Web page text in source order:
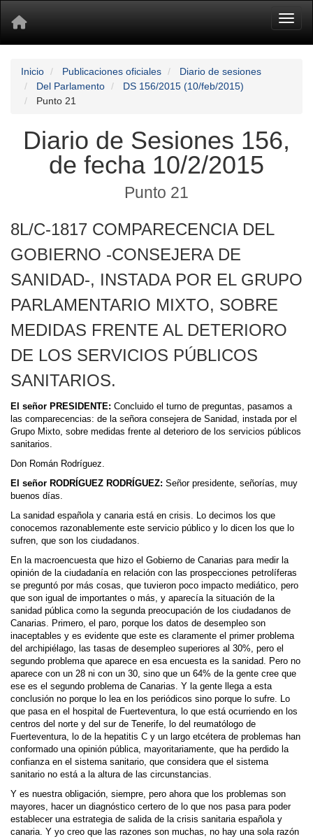
Inicio Publicaciones oficiales
Diario de sesiones
Del Parlamento
DS 156/2015 (10/feb/2015)
Punto 21
Diario de Sesiones 156,
de fecha 10/2/2015
Punto 21
8L/C-1817 COMPARECENCIA DEL
GOBIERNO -CONSEJERA DE
SANIDAD-, INSTADA POR EL GRUPO
PARLAMENTARIO MIXTO, SOBRE
MEDIDAS FRENTE AL DETERIORO
DE LOS SERVICIOS PÚBLICOS
SANITARIOS.
El señor PRESIDENTE: Concluido el turno de preguntas, pasamos a
las comparecencias: de la señora consejera de Sanidad, instada por el
Grupo Mixto, sobre medidas frente al deterioro de los servicios públicos
sanitarios.
Don Román Rodríguez.
El señor RODRÍGUEZ RODRÍGUEZ: Señor presidente, señorías, muy
buenos días.
La sanidad española y canaria está en crisis. Lo decimos los que
conocemos razonablemente este servicio público y lo dicen los que lo
sufren, que son los ciudadanos.
En la macroencuesta que hizo el Gobierno de Canarias para medir la
opinión de la ciudadanía en relación con las prospecciones petrolíferas
se preguntó por más cosas, que tuvieron poco impacto mediático, pero
que son igual de importantes o más, y aparecía la situación de la
sanidad pública como la segunda preocupación de los ciudadanos de
Canarias. Primero, el paro, porque los datos de desempleo son
inaceptables y es evidente que este es claramente el primer problema
del archipiélago, las tasas de desempleo superiores al 30%, pero el
segundo problema que aparece en esa encuesta es la sanidad. Pero no
aparece con un 28 ni con un 30, sino que un 64% de la gente cree que
ese es el segundo problema de Canarias. Y la gente llega a esta
conclusión no porque lo lea en los periódicos sino porque lo sufre. Lo
que pasa en el hospital de Fuerteventura, lo que está ocurriendo en los
centros del norte y del sur de Tenerife, lo del reumatólogo de
Fuerteventura, lo de la hepatitis C y un largo etcétera de problemas han
conformado una opinión pública, mayoritariamente, que ha perdido la
confianza en el sistema sanitario, que considera que el sistema
sanitario no está a la altura de las circunstancias.
Y es nuestra obligación, siempre, pero ahora que los problemas son
mayores, hacer un diagnóstico certero de lo que nos pasa para poder
establecer una estrategia de salida de la crisis sanitaria española y
canaria. Y yo creo que las razones son muchas, no hay una sola razón